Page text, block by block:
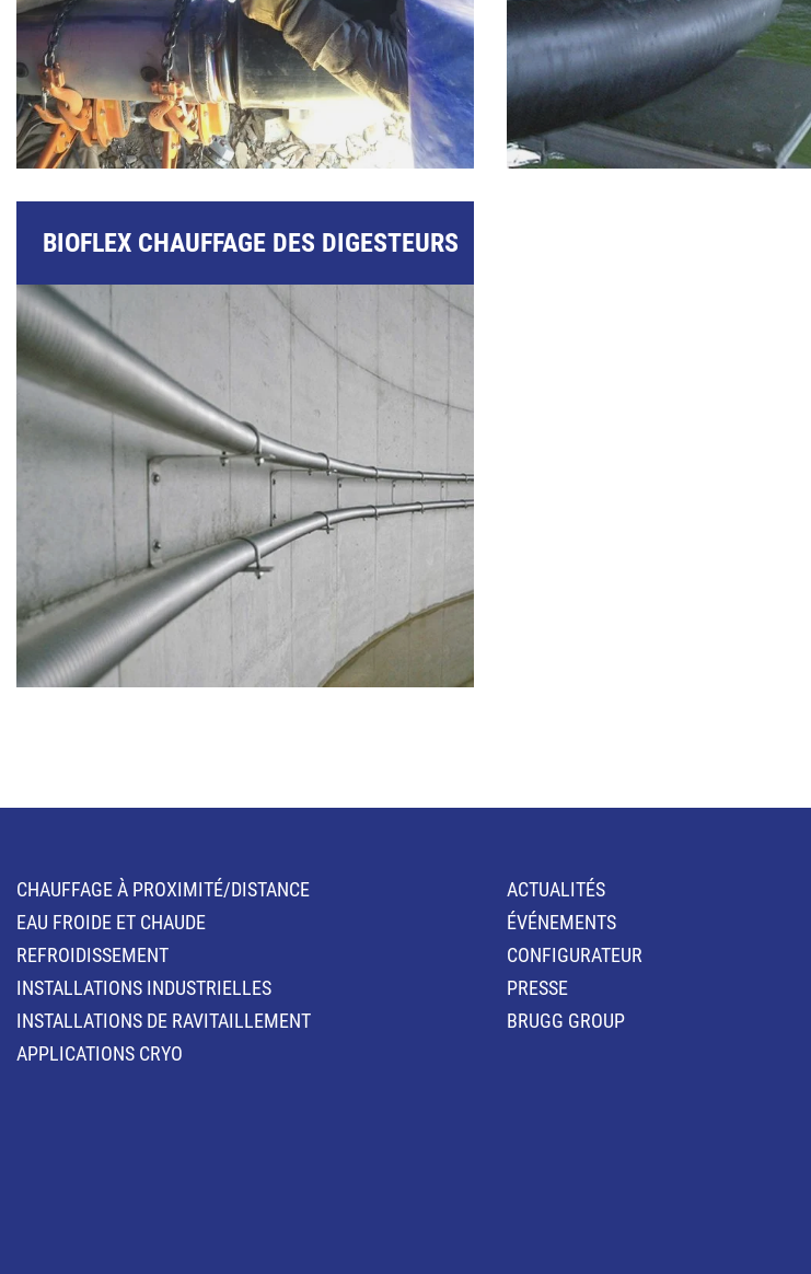
BIOFLEX CHAUFFAGE DES DIGESTEURS
CHAUFFAGE À PROXIMITÉ/DISTANCE
EAU FROIDE ET CHAUDE
REFROIDISSEMENT
INSTALLATIONS INDUSTRIELLES
INSTALLATIONS DE RAVITAILLEMENT
APPLICATIONS CRYO
ACTUALITÉS
ÉVÉNEMENTS
CONFIGURATEUR
PRESSE
BRUGG GROUP